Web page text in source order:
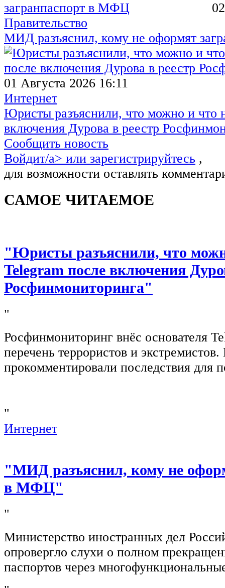
Правительство
МИД разъяснил, кому не оформят
01 Августа 2026 16:11
Интернет
Юристы разъяснили, что можно и что
включения Дурова в реестр
Сообщить новость
Войдит/a> или зарегистрируйтесь ,
для возможности оставлять
САМОЕ ЧИТАЕМОЕ
"Юристы разъяснили, что
Telegram после включения
Росфинмониторинга"
"
Росфинмониторинг внёс основателя
перечень террористов и
прокомментировали последствия для
"
Интернет
"МИД разъяснил, кому не
в МФЦ"
"
Министерство иностранных дел
опровергло слухи о полном
паспортов через